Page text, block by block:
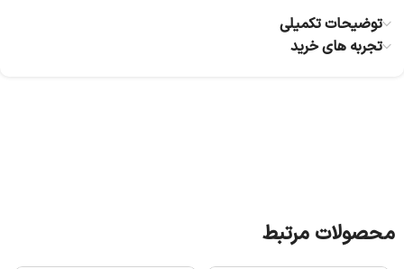
توضیحات تکمیلی
تجربه های خرید
محصولات مرتبط